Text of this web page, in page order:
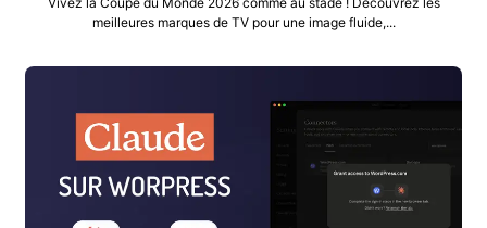
meilleures marques de TV pour une image fluide,...